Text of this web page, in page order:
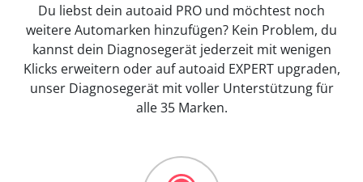
Du liebst dein autoaid PRO und möchtest noch
weitere Automarken hinzufügen? Kein Problem, du
kannst dein Diagnosegerät jederzeit mit wenigen
Klicks erweitern oder auf autoaid EXPERT upgraden,
unser Diagnosegerät mit voller Unterstützung für
alle 35 Marken.